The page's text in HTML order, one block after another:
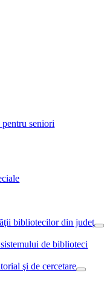
seniori
bibliotecilor din judeţ
de biblioteci
şi de cercetare